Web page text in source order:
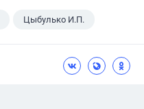
Цыбулько И.П.